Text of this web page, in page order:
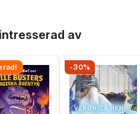
av
-30%